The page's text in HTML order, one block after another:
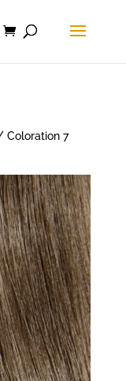
Coloration 7